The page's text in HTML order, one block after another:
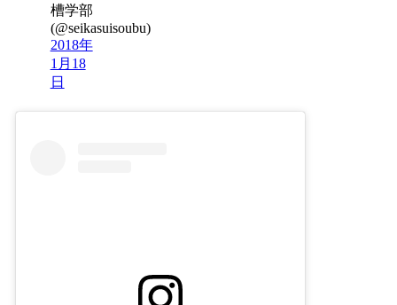
槽学部
(@seikasuisoubu)
2018年
1月18
日